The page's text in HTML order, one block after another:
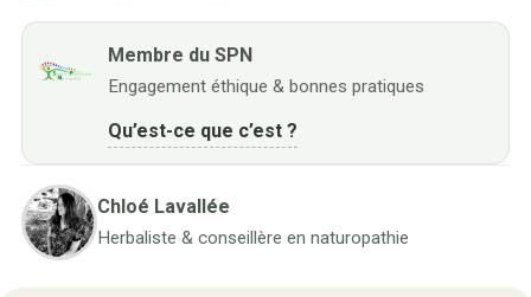
Membre du SPN
Engagement éthique & bonnes pratiques
Qu’est-ce que c’est ?
Chloé Lavallée
Herbaliste & conseillère en naturopathie